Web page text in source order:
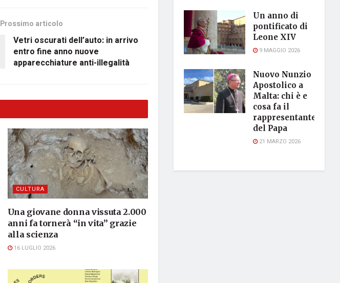
Prossimo articolo
Vetri oscurati dell’auto: in arrivo
entro fine anno nuove
apparecchiature anti-illegalità
CULTURA
Una giovane donna vissuta 2.000
anni fa tornerà “in vita” grazie
alla scienza
16 LUGLIO 2026
Un anno di
pontificato di
Leone XIV
9 MAGGIO 2026
Nuovo Nunzio
Apostolico a
Malta: chi è e
cosa fa il
rappresentante
del Papa
21 MARZO 2026